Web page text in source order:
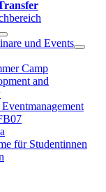
und Events
Camp
and
für Studentinnen